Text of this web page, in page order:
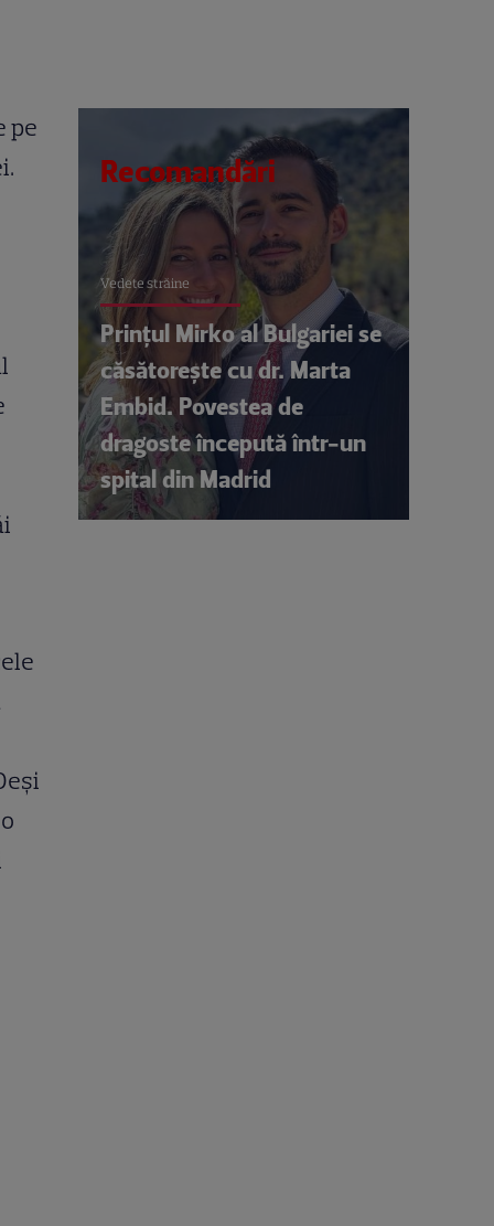
pe
Recomandări
Vedete străine
Prințul Mirko al Bulgariei se
căsătorește cu dr. Marta
Embid. Povestea de
dragoste începută într-un
spital din Madrid